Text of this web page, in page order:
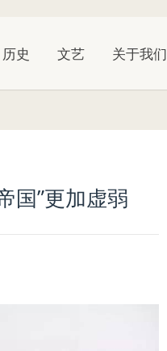
历史 文艺 关于我们
国”更加虚弱